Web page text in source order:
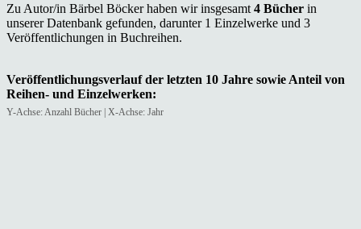
Zu Autor/in Bärbel Böcker haben wir insgesamt 4 Bücher in
unserer Datenbank gefunden, darunter 1 Einzelwerke und 3
Veröffentlichungen in Buchreihen.
Veröffentlichungsverlauf der letzten 10 Jahre sowie Anteil von
Reihen- und Einzelwerken:
Y-Achse: Anzahl Bücher | X-Achse: Jahr